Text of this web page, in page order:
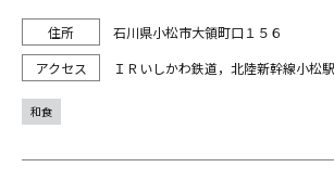
石川県小松市大領町口１５６
ＩＲいしかわ鉄道，北陸新幹線小松
和食